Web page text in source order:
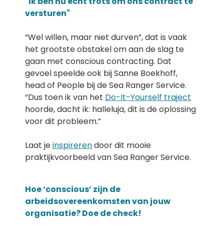
versturen"
“Wel willen, maar niet durven”, dat is vaak
het grootste obstakel om aan de slag te
gaan met conscious contracting. Dat
gevoel speelde ook bij Sanne Boekhoff,
head of People bij de Sea Ranger Service.
“Dus toen ik van het Do-It-Yourself traject
hoorde, dacht ik: halleluja, dit is de oplossing
voor dit probleem.”
Laat jeinspirerendoor dit mooie
praktijkvoorbeeld van Sea Ranger Service.
Hoe ‘conscious’ zijn de
arbeidsovereenkomsten van jouw
organisatie? Doe de check!